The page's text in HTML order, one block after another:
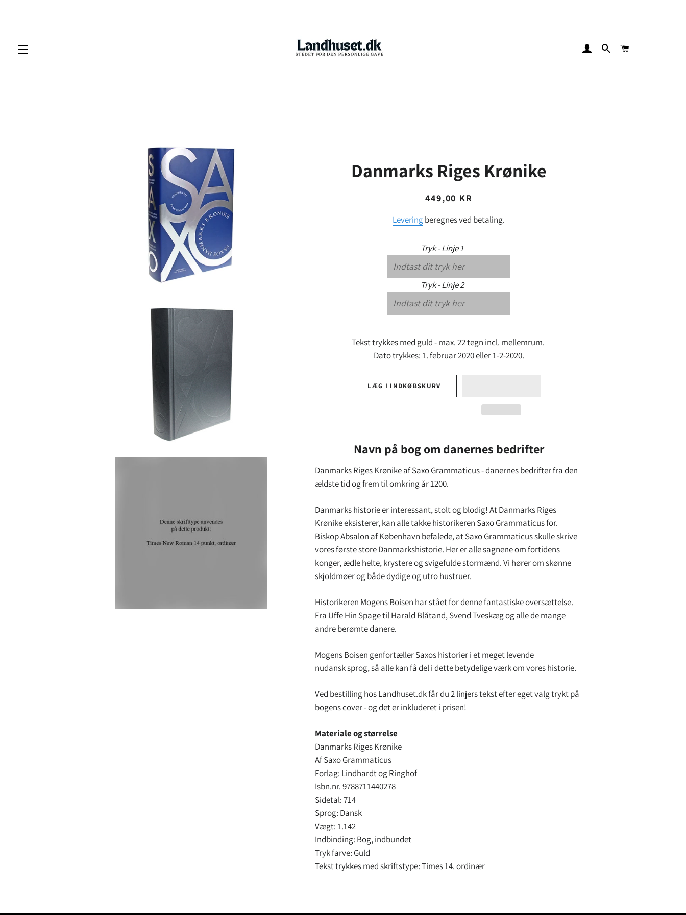
LOG IND
SØG
Danmarks Riges Krønike
Normalpris
Udsalgspris
449,00 KR
Leveringberegnes ved betaling.
Tryk - Linje 1
Tryk - Linje 2
Tekst trykkes med guld - max. 22 tegn incl. mellemrum.
Dato trykkes: 1. februar 2020 eller 1-2-2020.
LÆG I INDKØBSKURV
Navn på bog om danernes bedrifter
Danmarks Riges Krønike af Saxo Grammaticus - danernes bedrifter fra den
ældste tid og frem til omkring år 1200.
Danmarks historie er interessant, stolt og blodig! At Danmarks Riges
Krønike eksisterer, kan alle takke historikeren Saxo Grammaticus for.
Biskop Absalon af København befalede, at Saxo Grammaticus skulle skrive
vores første store Danmarkshistorie. Her er alle sagnene om fortidens
konger, ædle helte, krystere og svigefulde stormænd. Vi hører om skønne
skjoldmøer og både dydige og utro hustruer.
Historikeren Mogens Boisen har stået for denne fantastiske oversættelse.
Fra Uffe Hin Spage til Harald Blåtand, Svend Tveskæg og alle de mange
andre berømte danere.
Mogens Boisen genfortæller Saxos historier i et meget levende
nudansk sprog, så alle kan få del i dette betydelige værk om vores historie.
Ved bestilling hos Landhuset.dk får du 2 linjers tekst efter eget valg trykt på
bogens cover - og det er inkluderet i prisen!
Materiale og størrelse
Danmarks Riges Krønike
Af Saxo Grammaticus
Forlag: Lindhardt og Ringhof
Isbn.nr. 9788711440278
Sidetal: 714
Sprog: Dansk
Vægt: 1.142
Indbinding: Bog, indbundet
Tryk farve: Guld
Tekst trykkes med skriftstype: Times 14. ordinær